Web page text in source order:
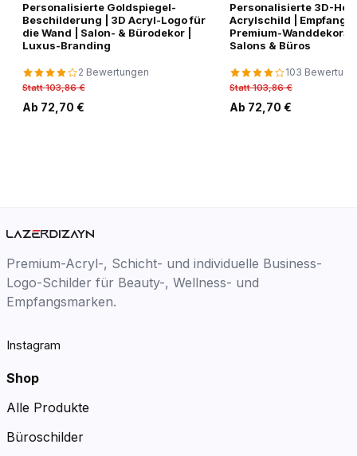
Personalisierte Goldspiegel-
Beschilderung | 3D Acryl-Logo für
die Wand | Salon- & Bürodekor |
Luxus-Branding
2 Bewertungen
Statt 103,86 €
Ab 72,70 €
Personalisierte 3D-
Acrylschild |
Premium-
Salons & Büros
103
Statt 103,86 €
Ab 72,70 €
Premium-Acryl-, Schicht- und individuelle Business-
Logo-Schilder für Beauty-, Wellness- und
Empfangsmarken.
Instagram
Shop
Alle Produkte
Büroschilder